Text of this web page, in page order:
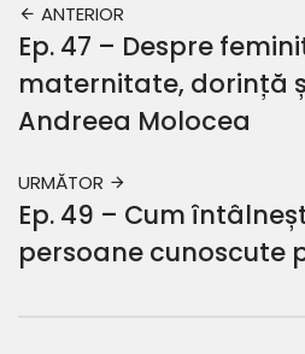
ANTERIOR
Ep. 47 – Despre
maternitate, dorință
Andreea Molocea
URMĂTOR
Ep. 49 – Cum
persoane cunoscute